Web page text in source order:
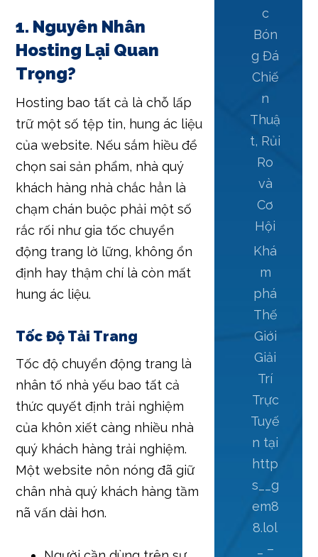
1. Nguyên Nhân
Hosting Lại Quan
Trọng?
Hosting bao tất cả là chỗ lấp
trữ một số tệp tin, hung ác liệu
của website. Nếu sắm hiều để
chọn sai sản phẩm, nhà quý
khách hàng nhà chắc hẳn là
chạm chán buộc phải một số
rắc rối như gia tốc chuyển
động trang lờ lững, không ổn
định hay thậm chí là còn mất
hung ác liệu.
Tốc Độ Tải Trang
Tốc độ chuyển động trang là
nhân tố nhà yếu bao tất cả
thức quyết định trải nghiệm
của khôn xiết càng nhiều nhà
quý khách hàng trải nghiệm.
Một website nôn nóng đã giữ
chân nhà quý khách hàng tầm
nã vấn dài hơn.
c
Bón
g Đá
Chiế
n
Thuậ
t, Rủi
Ro
và
Cơ
Hội
Khá
m
phá
Thế
Giới
Giải
Trí
Trực
Tuyế
n tại
http
s__g
em8
8.lol
_ –